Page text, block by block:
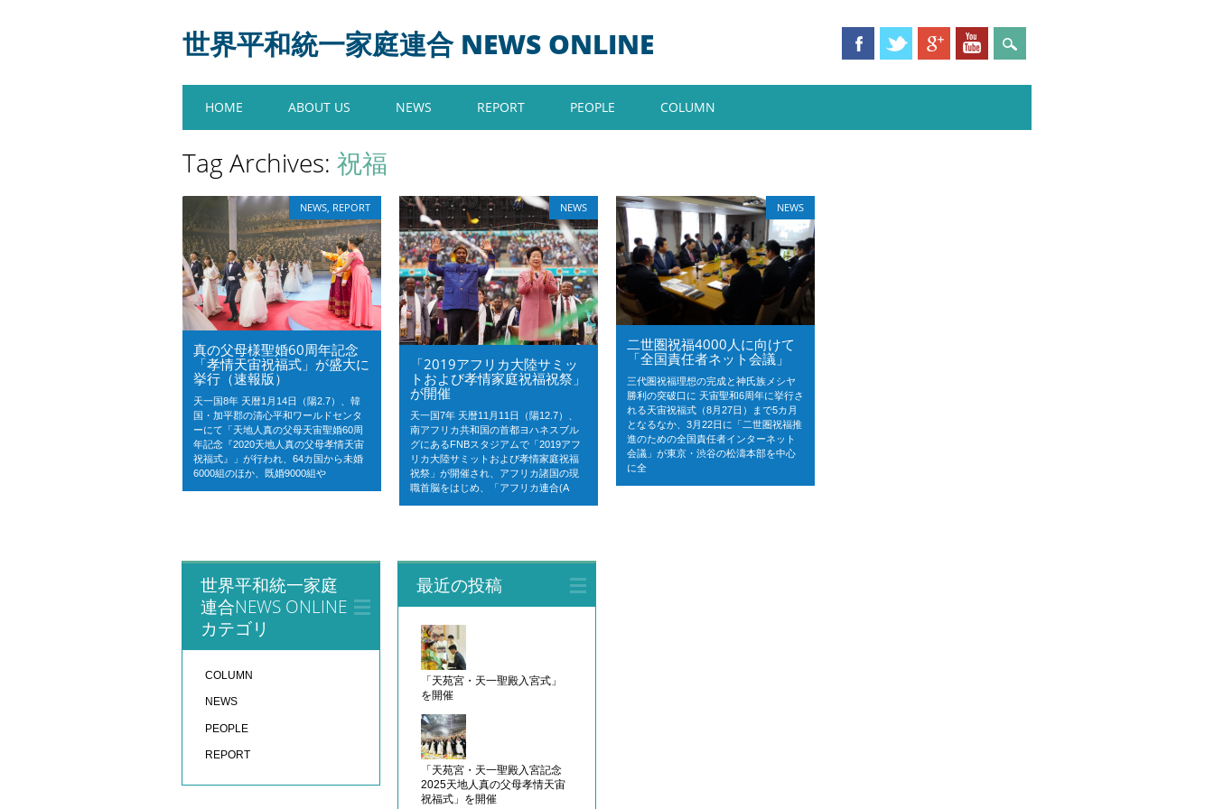
世界平和統一家庭連合 NEWS ONLINE
Main menu
HOME ABOUT US NEWS REPORT PEOPLE COLUMN
Tag Archives:祝福
NEWS, REPORT
真の父母様聖婚60周年記念
「孝情天宙祝福式」が盛大に
挙行（速報版）
天一国8年 天暦1月14日（陽2.7）、韓
国・加平郡の清心平和ワールドセンタ
ーにて「天地人真の父母天宙聖婚60周
年記念『2020天地人真の父母孝情天宙
祝福式』」が行われ、64カ国から未婚
6000組のほか、既婚9000組や
NEWS
「2019アフリカ大陸サミッ
トおよび孝情家庭祝福祝祭」
が開催
天一国7年 天暦11月11日（陽12.7）、
南アフリカ共和国の首都ヨハネスブル
グにあるFNBスタジアムで「2019アフ
リカ大陸サミットおよび孝情家庭祝福
祝祭」が開催され、アフリカ諸国の現
職首脳をはじめ、「アフリカ連合(A
NEWS
二世圏祝福4000人に向けて
「全国責任者ネット会議」
三代圏祝福理想の完成と神氏族メシヤ
勝利の突破口に 天宙聖和6周年に挙行さ
れる天宙祝福式（8月27日）まで5カ月
となるなか、3月22日に「二世圏祝福推
進のための全国責任者インターネット
会議」が東京・渋谷の松濤本部を中心
に全
世界平和統一家庭
連合NEWS ONLINE
カテゴリ
COLUMN
NEWS
PEOPLE
REPORT
最近の投稿
「天苑宮・天一聖殿入宮式」
を開催
「天苑宮・天一聖殿入宮記念
2025天地人真の父母孝情天宙
祝福式」を開催